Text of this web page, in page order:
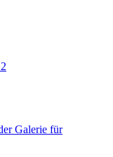
Galerie für